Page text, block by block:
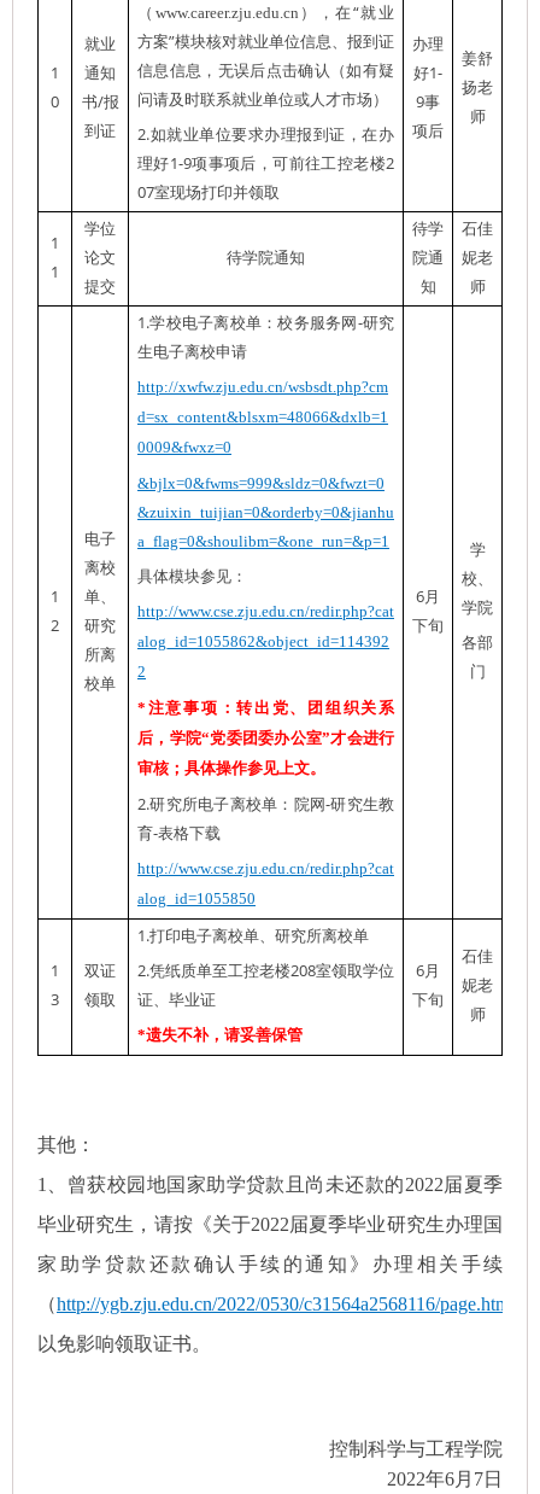
1
0
就业
通知
书/报
到证
（ www.career.zju.edu.cn ），在“就业
方案”模块核对就业单位信息、报到证
信息信息， 无误后点击确认（如有疑
问请及时联系就业单位或人才市场）
2.如就业单位要求办理报到证，在办
理好1-9项事项后，可前往工控老楼2
07室现场打印并领取
办理
好1-
9事
项后
姜舒
扬老
师
1
1
学位
论文
提交
待学院通知
待学
院通
知
石佳
妮老
师
1
2
电子
离校
单、
研究
所离
校单
1.学校电子离校单：校务服务网 -研究
生电子离校申请
http://xwfw.zju.edu.cn/wsbsdt.php?cm
d=sx_content&blsxm=48066&dxlb=1
0009&fwxz=0
&bjlx=0&fwms=999&sldz=0&fwzt=0
&zuixin_tuijian=0&orderby=0&jianhu
a_flag=0&shoulibm=&one_run=&p=1
具体模块参见：
http://www.cse.zju.edu.cn/redir.php?cat
alog_id=1055862&object_id=114392
2
* 注意事项：转出党、团组织关系
后，学院“党委团委办公室”才会进行
审核；具体操作参见上文。
2.研究所电子离校单：院网-研究生教
育-表格下载
http://www.cse.zju.edu.cn/redir.php?cat
alog_id=1055850
6月
下旬
学
校、
学院
各部
门
1
3
双证
领取
1.打印电子离校单、研究所离校单
2.凭纸质单至工控老楼208室领取学位
证、毕业证
*遗失不补，请妥善保管
6月
下旬
石佳
妮老
师
其他：
1、曾获校园地国家助学贷款且尚未还款的2022届夏季
毕业研究生，请按《关于2022届夏季毕业研究生办理国
家助学贷款还款确认手续的通知》办理相关手续
（http://ygb.zju.edu.cn/2022/0530/c31564a2568116/page.htm
以免影响领取证书。
控制科学与工程学院
2022年6月 7日